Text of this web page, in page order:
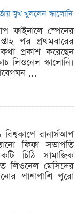
মুখ খুললেন স্কালোনি
ফাইনালে স্পেনের
পর প্রথমবারের
প্রকাশ করেছেন
লিওনেল স্কালোনি।
...
রানার্সআপ
ফিফা সভাপতি
চিঠি সামাজিক
লিওনেল মেসিদের
পাশাপাশি পুরো